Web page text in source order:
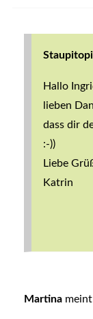
Hallo
lieben
dass dir
:-))
Liebe
Katrin
Martina meint